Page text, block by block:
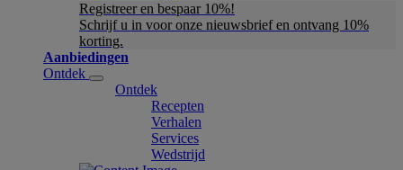
Registreer en bespaar 10%!
Schrijf u in voor onze nieuwsbrief en ontvang 10%
korting.
Aanbiedingen
Ontdek
Ontdek
Recepten
Verhalen
Services
Wedstrijd